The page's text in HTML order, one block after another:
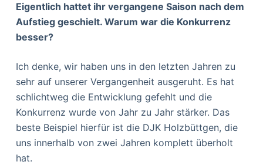
Eigentlich hattet ihr vergangene Saison nach dem
Aufstieg geschielt. Warum war die Konkurrenz
besser?
Ich denke, wir haben uns in den letzten Jahren zu
sehr auf unserer Vergangenheit ausgeruht. Es hat
schlichtweg die Entwicklung gefehlt und die
Konkurrenz wurde von Jahr zu Jahr stärker. Das
beste Beispiel hierfür ist die DJK Holzbüttgen, die
uns innerhalb von zwei Jahren komplett überholt
hat.